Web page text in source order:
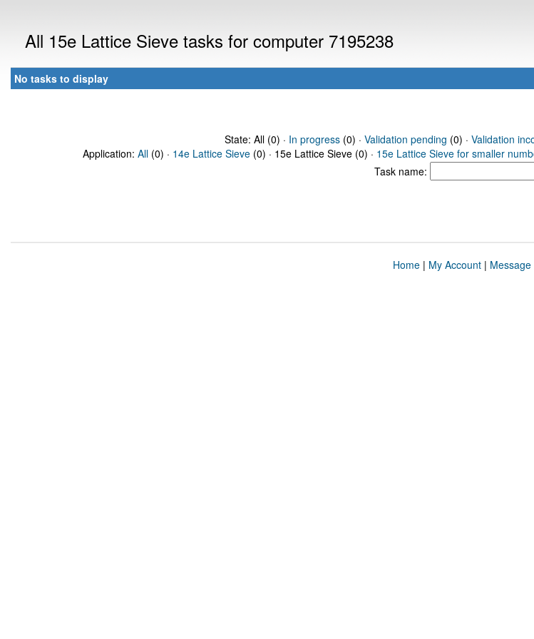
All 15e Lattice Sieve tasks for computer 7195238
No tasks to display
State: All (0) · In progress(0) · Validation pending (0) · Validation
Application: All (0) · 14e Lattice Sieve (0) · 15e Lattice Sieve (0) · 15e Lattice Sieve for smaller
Task name:
Home| My Account|